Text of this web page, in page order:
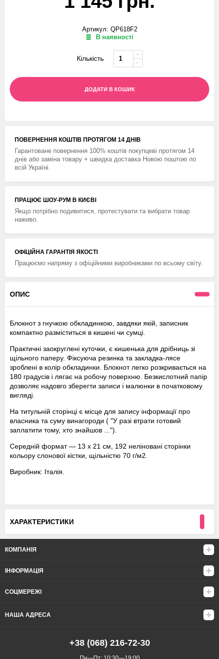
Артикул: QP618F2
В наявності
Кількість
ДОДАТИ В КОШИК
ПОВЕРНЕННЯ КОШТIВ ПРОТЯГОМ 14 ДНIВ
Гарантоване повернення 100% коштів покупцеві протягом 14
днів або заміна товару + швидка доставка Новою поштою по
всій Україні.
ПРАЦЮЄ ШОУ-РУМ В КИЄВІ
Якщо потрібно подивитися, протестувати та вибрати товар
наживо.
ОФІЦІЙНА ГАРАНТІЯ ЯКОСТІ
Працюємо напряму з офіційними виробниками по всьому світу.
ОПИС
Блокнот з гнучкою обкладинкою, завдяки якій, записник
компактно разміститься в кишені чи сумці.
Практичні заокруглені куточки, є кишенька для дрібниць зі
щільного паперу. Фіксуюча резинка та закладка-лясе
зроблені в колір обкладинки. Блокнот легко розкривається на
180 градусів і лягає на робочу поверхню. Безкислотний папір
дозволяє надовго зберегти записи і малюнки в початковому
вигляді.
На титульній сторінці є місце для запису інформації про
власника та суму винагороди ( "У разі втрати готовий
заплатити тому, хто знайшов ...").
Середній формат — 13 x 21 см, 192 неліновані сторінки
кольору слонової кістки, щільністю 70 г/м2.
Виробник: Італія.
ХАРАКТЕРИСТИКИ
КОМПАНІЯ
ІНФОРМАЦІЯ
СОЦМЕРЕЖІ
НАША АДРЕСА
+38 (068) 216-72-30